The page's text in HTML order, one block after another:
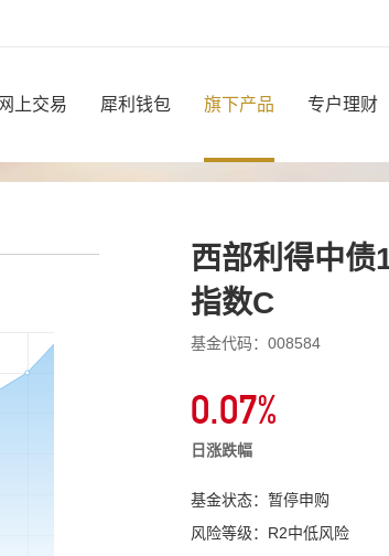
网上交易 犀利钱包 旗下产品 专户理财
西部利得中债
指数C
基金代码：008584
0.07%
日涨跌幅
基金状态：暂停申购
风险等级：R2中低风险